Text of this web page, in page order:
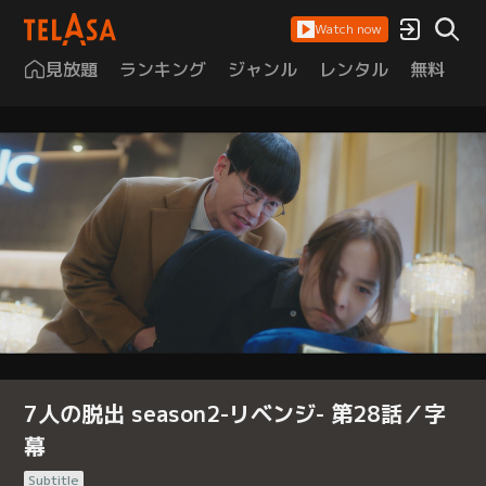
Watch now
見放題 ランキング ジャンル レンタル 無料
7人の脱出 season2-リベンジ- 第28話／字
幕
Subtitle